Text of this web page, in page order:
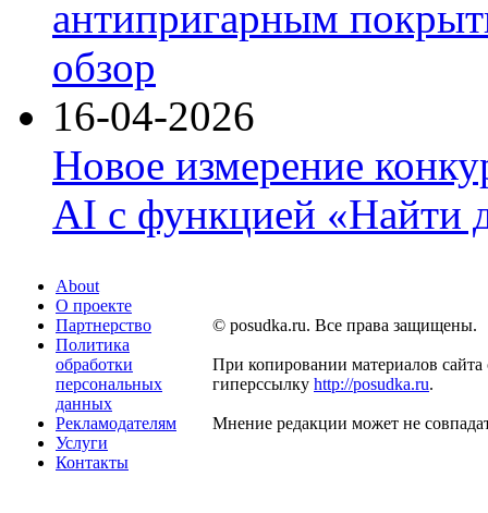
антипригарным
обзор
16-04-2026
Новое измерение
AI с функцией «Найти
About
О проекте
Партнерство
Политика
обработки
персональных
данных
Рекламодателям
Услуги
Контакты
© posudka.ru. Все права защищены.
При копировании материалов сайта
гиперссылку http://posudka.ru.
Мнение редакции может не